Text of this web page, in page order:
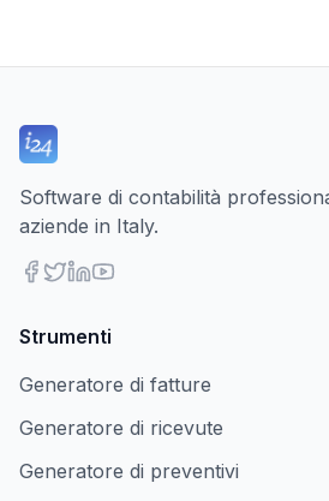
Software di contabilità
aziende in Italy.
Strumenti
Generatore di fatture
Generatore di ricevute
Generatore di preventivi